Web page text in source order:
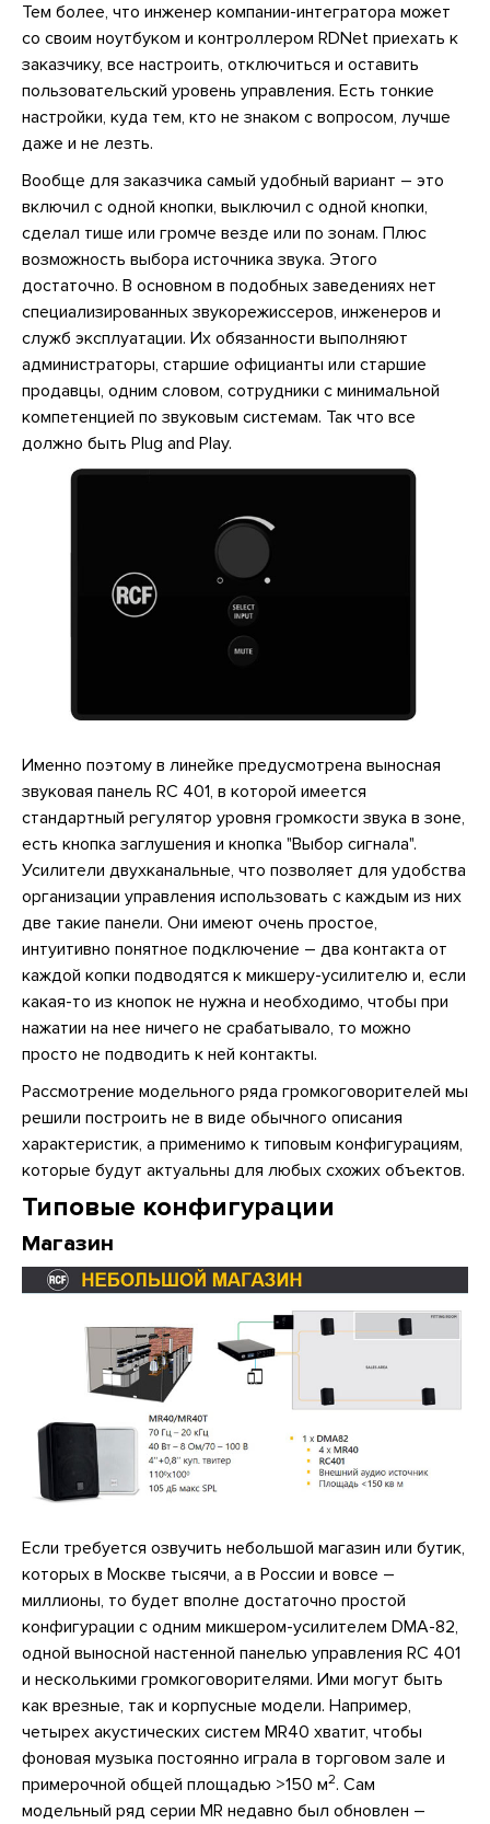
Тем более, что инженер компании-интегратора может
со своим ноутбуком и контроллером RDNet приехать к
заказчику, все настроить, отключиться и оставить
пользовательский уровень управления. Есть тонкие
настройки, куда тем, кто не знаком с вопросом, лучше
даже и не лезть.
Вообще для заказчика самый удобный вариант – это
включил с одной кнопки, выключил с одной кнопки,
сделал тише или громче везде или по зонам. Плюс
возможность выбора источника звука. Этого
достаточно. В основном в подобных заведениях нет
специализированных звукорежиссеров, инженеров и
служб эксплуатации. Их обязанности выполняют
администраторы, старшие официанты или старшие
продавцы, одним словом, сотрудники с минимальной
компетенцией по звуковым системам. Так что все
должно быть Plug and Play.
Именно поэтому в линейке предусмотрена выносная
звуковая панель RC 401, в которой имеется
стандартный регулятор уровня громкости звука в зоне,
есть кнопка заглушения и кнопка "Выбор сигнала".
Усилители двухканальные, что позволяет для удобства
организации управления использовать с каждым из них
две такие панели. Они имеют очень простое,
интуитивно понятное подключение – два контакта от
каждой копки подводятся к микшеру-усилителю и, если
какая-то из кнопок не нужна и необходимо, чтобы при
нажатии на нее ничего не срабатывало, то можно
просто не подводить к ней контакты.
Рассмотрение модельного ряда громкоговорителей мы
решили построить не в виде обычного описания
характеристик, а применимо к типовым конфигурациям,
которые будут актуальны для любых схожих объектов.
Типовые конфигурации
Магазин
Если требуется озвучить небольшой магазин или бутик,
которых в Москве тысячи, а в России и вовсе –
миллионы, то будет вполне достаточно простой
конфигурации с одним микшером-усилителем DMA-82,
одной выносной настенной панелью управления RC 401
и несколькими громкоговорителями. Ими могут быть
как врезные, так и корпусные модели. Например,
четырех акустических систем MR40 хватит, чтобы
фоновая музыка постоянно играла в торговом зале и
примерочной общей площадью >150 м2. Сам
модельный ряд серии MR недавно был обновлен –